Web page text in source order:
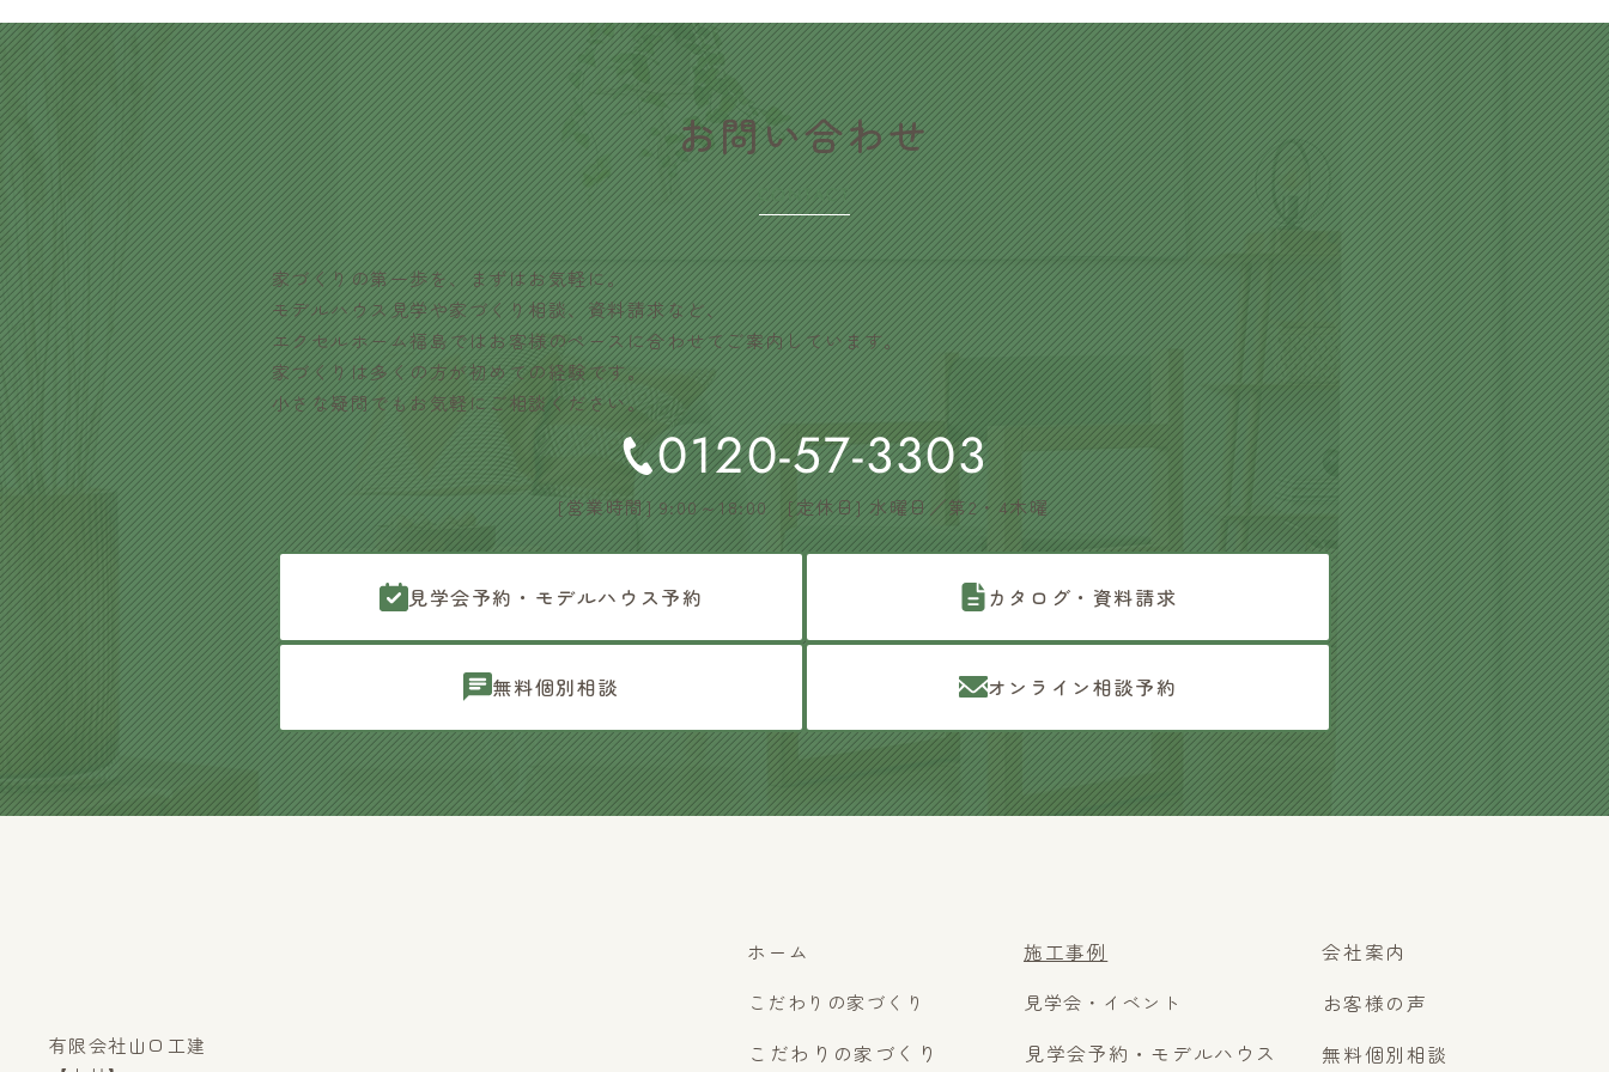
​お問い合わせ
CONTACT
家づくりの第一歩を、まずはお気軽に。
モデルハウス見学や家づくり相談、資料請求など、
エクセルホーム福島ではお客様のペースに合わせてご案内しています。
家づくりは多くの方が初めての経験です。
小さな疑問でもお気軽にご相談ください。
0120-57-3303
[営業時間] 9:00～18:00 [定休日] 水曜日／第2・4木曜
見学会予約・モデルハウス予約 カタログ・資料請求
無料個別相談 オンライン相談予約
有限会社山口工建
ホーム
こだわりの家づくり
こだわりの家づくり
施工事例
見学会・イベント
見学会予約・モデルハウス
会社案内
無料個別相談
お客様の声